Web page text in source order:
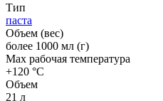
Тип
паста
Объем (вес)
более 1000 мл (г)
Max рабочая температура
+120 °С
Объем
21 л